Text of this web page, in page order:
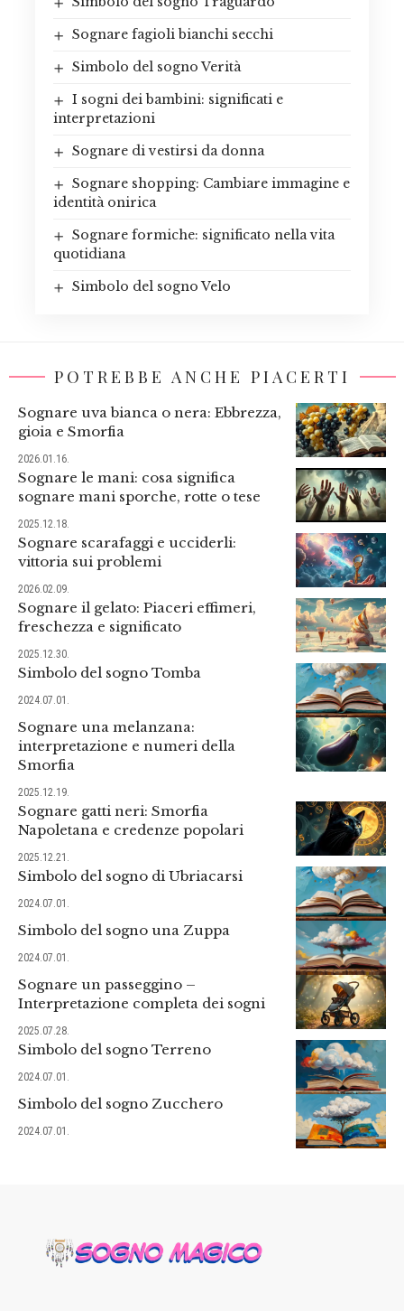
Sognare fagioli bianchi secchi
Simbolo del sogno Verità
I sogni dei bambini: significati e
interpretazioni
Sognare di vestirsi da donna
Sognare shopping: Cambiare immagine e
identità onirica
Sognare formiche: significato nella vita
quotidiana
Simbolo del sogno Velo
POTREBBE ANCHE PIACERTI
Sognare uva bianca o nera: Ebbrezza,
gioia e Smorfia
2026.01.16.
Sognare le mani: cosa significa
sognare mani sporche, rotte o tese
2025.12.18.
Sognare scarafaggi e ucciderli:
vittoria sui problemi
2026.02.09.
Sognare il gelato: Piaceri effimeri,
freschezza e significato
2025.12.30.
Simbolo del sogno Tomba
2024.07.01.
Sognare una melanzana:
interpretazione e numeri della
Smorfia
2025.12.19.
Sognare gatti neri: Smorfia
Napoletana e credenze popolari
2025.12.21.
Simbolo del sogno di Ubriacarsi
2024.07.01.
Simbolo del sogno una Zuppa
2024.07.01.
Sognare un passeggino –
Interpretazione completa dei sogni
2025.07.28.
Simbolo del sogno Terreno
2024.07.01.
Simbolo del sogno Zucchero
2024.07.01.